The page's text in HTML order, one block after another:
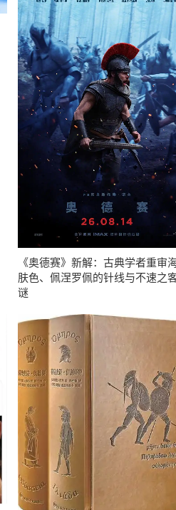
《奥德赛》新解：古典学者重审
肤色、佩涅罗佩的针线与不速之
谜